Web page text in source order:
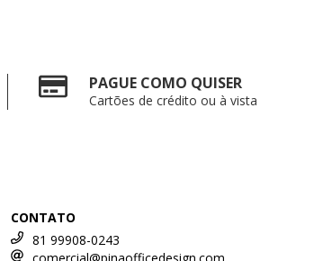
PAGUE COMO QUISER
Cartões de crédito ou à vista
CONTATO
81 99908-0243